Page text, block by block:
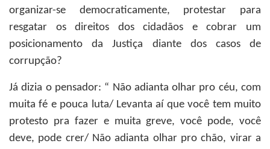
organizar-se democraticamente, protestar para
resgatar os direitos dos cidadãos e cobrar um
posicionamento da Justiça diante dos casos de
corrupção?
Já dizia o pensador: “ Não adianta olhar pro céu, com
muita fé e pouca luta/ Levanta aí que você tem muito
protesto pra fazer e muita greve, você pode, você
deve, pode crer/ Não adianta olhar pro chão, virar a